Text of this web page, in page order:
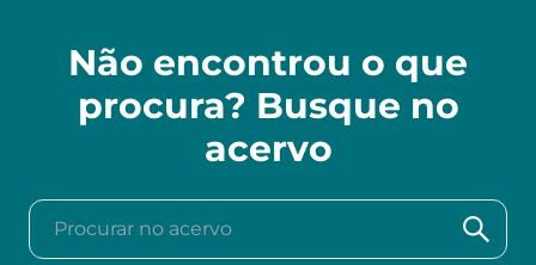
Não encontrou o que
procura? Busque no
acervo
Procurar no acervo